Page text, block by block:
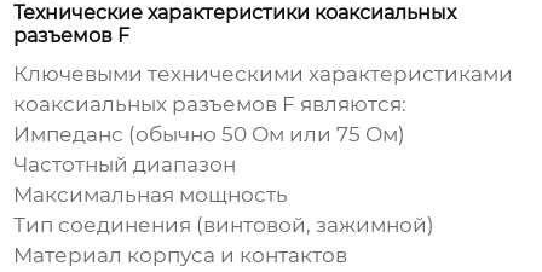
Технические характеристики коаксиальных
разъемов F
Ключевыми техническими характеристиками
коаксиальных разъемов F являются:
Импеданс (обычно 50 Ом или 75 Ом)
Частотный диапазон
Максимальная мощность
Тип соединения (винтовой, зажимной)
Материал корпуса и контактов